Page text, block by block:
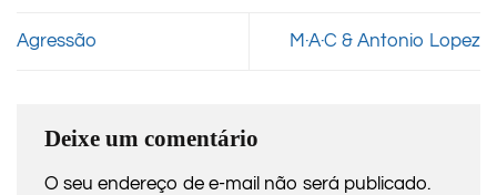
Agressão M·A·C & Antonio Lopez
Deixe um comentário
O seu endereço de e-mail não será publicado.